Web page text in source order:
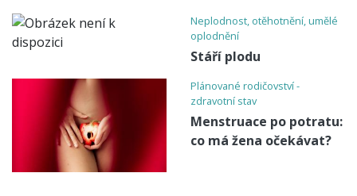
Neplodnost, otěhotnění, umělé
oplodnění
Stáří plodu
Plánované rodičovství -
zdravotní stav
Menstruace po potratu:
co má žena očekávat?